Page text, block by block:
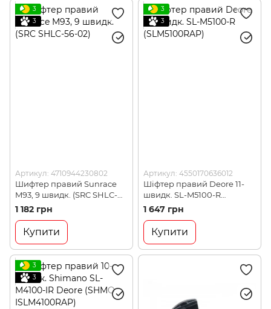
3
3
Артикул: 4710944230802
Шифтер правий Sunrace
M93, 9 швидк. (SRC SHLC-
56-02)
1 182 грн
Купити
3
3
Артикул: 4550170636012
Шіфтер правий Deore 11-
швидк. SL-M5100-R
(SLM5100RAP)
1 647 грн
Купити
3
3